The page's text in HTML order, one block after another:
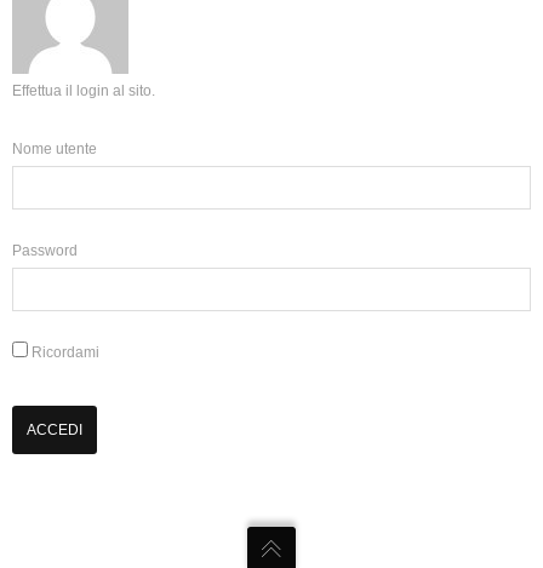
Effettua il login al sito.
Nome utente
Password
Ricordami